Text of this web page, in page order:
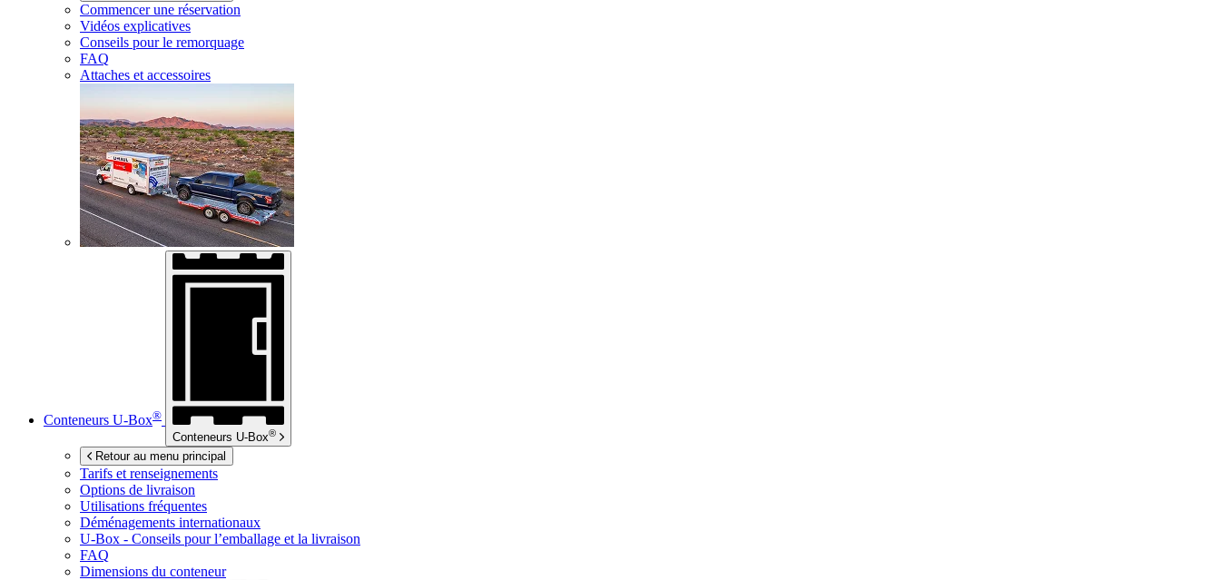
Commencer une réservation
Vidéos explicatives
Conseils pour le remorquage
FAQ
Attaches et accessoires
Conteneurs U-Box®
Conteneurs U-Box®
Retour au menu principal
Tarifs et renseignements
Options de livraison
Utilisations fréquentes
Déménagements internationaux
U-Box - Conseils pour l’emballage et la livraison
FAQ
Dimensions du conteneur